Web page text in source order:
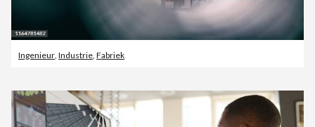
Ingenieur, Industrie, Fabriek